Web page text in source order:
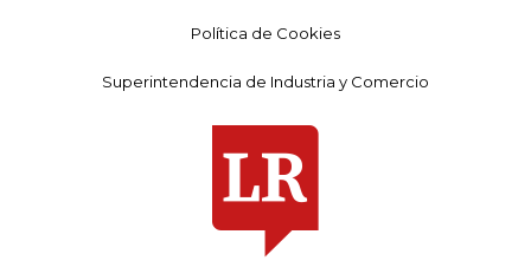
Política de Cookies
Superintendencia de Industria y Comercio